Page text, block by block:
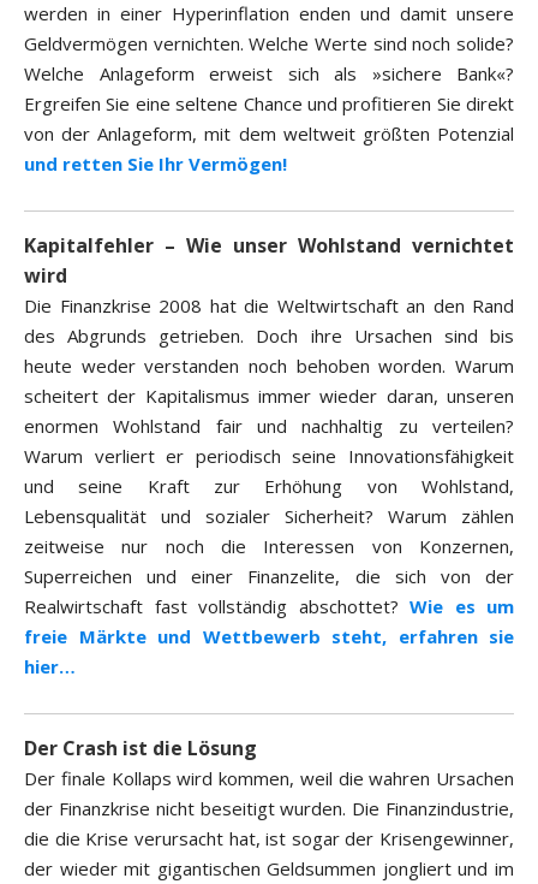
werden in einer Hyperinflation enden und damit unsere
Geldvermögen vernichten. Welche Werte sind noch solide?
Welche Anlageform erweist sich als »sichere Bank«?
Ergreifen Sie eine seltene Chance und profitieren Sie direkt
von der Anlageform, mit dem weltweit größten Potenzial
und retten Sie Ihr Vermögen!
Kapitalfehler – Wie unser Wohlstand vernichtet
wird
Die Finanzkrise 2008 hat die Weltwirtschaft an den Rand
des Abgrunds getrieben. Doch ihre Ursachen sind bis
heute weder verstanden noch behoben worden. Warum
scheitert der Kapitalismus immer wieder daran, unseren
enormen Wohlstand fair und nachhaltig zu verteilen?
Warum verliert er periodisch seine Innovationsfähigkeit
und seine Kraft zur Erhöhung von Wohlstand,
Lebensqualität und sozialer Sicherheit? Warum zählen
zeitweise nur noch die Interessen von Konzernen,
Superreichen und einer Finanzelite, die sich von der
Realwirtschaft fast vollständig abschottet? Wie es um
freie Märkte und Wettbewerb steht, erfahren sie
hier…
Der Crash ist die Lösung
Der finale Kollaps wird kommen, weil die wahren Ursachen
der Finanzkrise nicht beseitigt wurden. Die Finanzindustrie,
die die Krise verursacht hat, ist sogar der Krisengewinner,
der wieder mit gigantischen Geldsummen jongliert und im